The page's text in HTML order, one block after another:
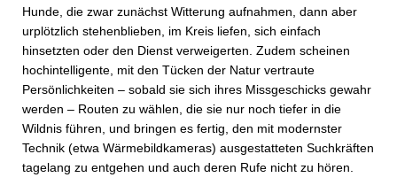
Hunde, die zwar zunächst Witterung aufnahmen, dann aber
urplötzlich stehenblieben, im Kreis liefen, sich einfach
hinsetzten oder den Dienst verweigerten. Zudem scheinen
hochintelligente, mit den Tücken der Natur vertraute
Persönlichkeiten – sobald sie sich ihres Missgeschicks gewahr
werden – Routen zu wählen, die sie nur noch tiefer in die
Wildnis führen, und bringen es fertig, den mit modernster
Technik (etwa Wärmebildkameras) ausgestatteten Suchkräften
tagelang zu entgehen und auch deren Rufe nicht zu hören.